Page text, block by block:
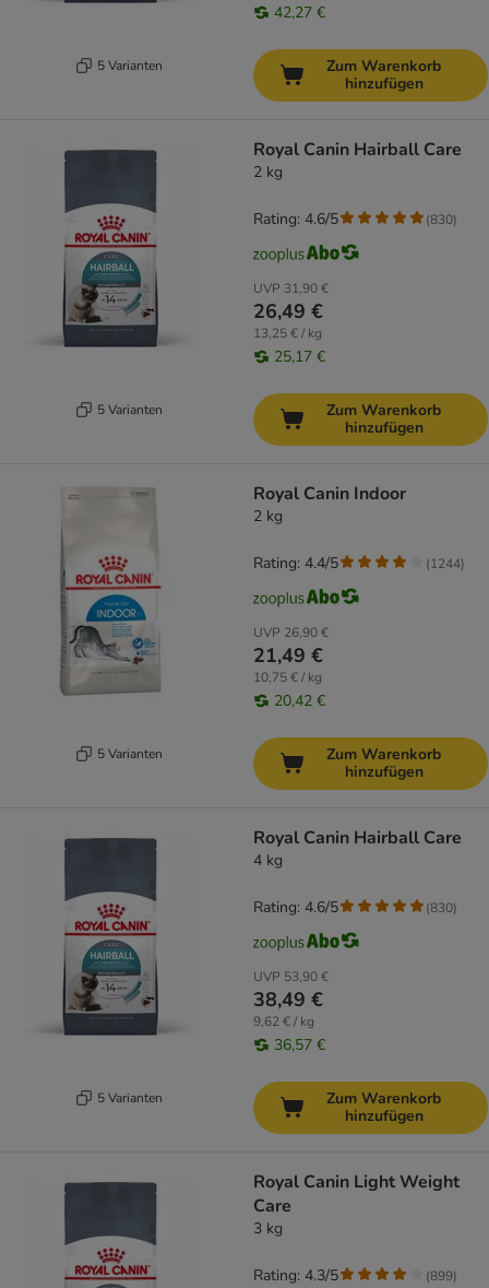
5 Varianten
42,27 €
Zum Warenkorb
hinzufügen
5 Varianten
Royal Canin Hairball Care
2 kg
UVP 31,90 €
26,49 €
13,25 € / kg
25,17 €
Rating: 4.6/5 (830)
Zum Warenkorb
hinzufügen
5 Varianten
Royal Canin Indoor
2 kg
UVP 26,90 €
21,49 €
10,75 € / kg
20,42 €
Rating: 4.4/5 (1244)
Zum Warenkorb
hinzufügen
5 Varianten
Royal Canin Hairball Care
4 kg
UVP 53,90 €
38,49 €
9,62 € / kg
36,57 €
Rating: 4.6/5 (830)
Zum Warenkorb
hinzufügen
Royal Canin Light Weight
Care
3 kg
Rating: 4.3/5 (899)